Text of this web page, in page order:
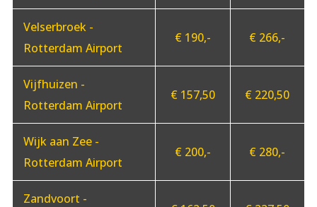
Velserbroek -
Rotterdam Airport
€ 190,- € 266,-
Vijfhuizen -
Rotterdam Airport
€ 157,50 € 220,50
Wijk aan Zee -
Rotterdam Airport
€ 200,- € 280,-
Zandvoort -